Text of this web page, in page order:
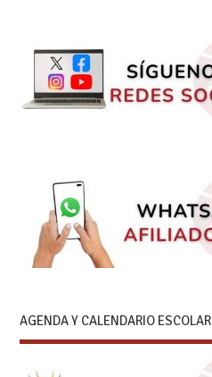
AGENDA Y CALENDARIO ESCOLAR